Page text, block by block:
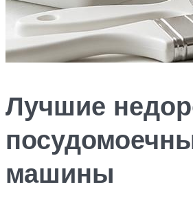
Лучшие
машины